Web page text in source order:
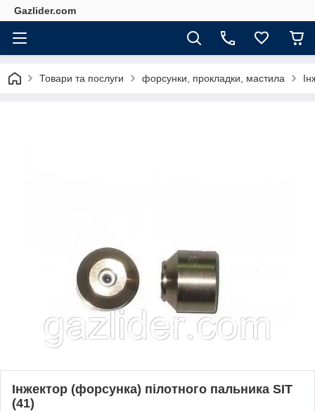
Gazlider.com
Товари та послуги форсунки, прокладки, мастила
Інжектор (форсунка) пілотного пальника SIT
(41)